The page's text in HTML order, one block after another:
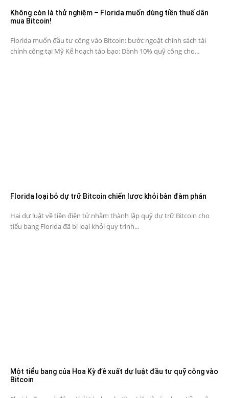
Không còn là thử nghiệm – Florida muốn dùng tiền thuế dân
mua Bitcoin!
Florida muốn đầu tư công vào Bitcoin: bước ngoặt chính sách tài
chính công tại Mỹ Kế hoạch táo bạo: Dành 10% quỹ công cho...
Florida loại bỏ dự trữ Bitcoin chiến lược khỏi bàn đàm phán
Hai dự luật về tiền điện tử nhằm thành lập quỹ dự trữ Bitcoin cho
tiểu bang Florida đã bị loại khỏi quy trình...
Một tiểu bang của Hoa Kỳ đề xuất dự luật đầu tư quỹ công vào
Bitcoin